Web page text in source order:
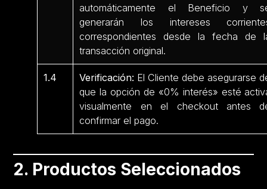
automáticamente el Beneficio y
generarán los intereses
correspondientes desde la fecha de
transacción original.
1.4 Verificación: El Cliente debe asegurarse
que la opción de «0% interés» esté
visualmente en el checkout antes
confirmar el pago.
2. Productos Seleccionados